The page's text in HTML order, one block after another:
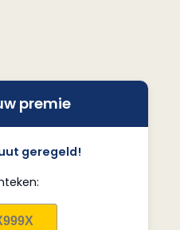
premie
geregeld!